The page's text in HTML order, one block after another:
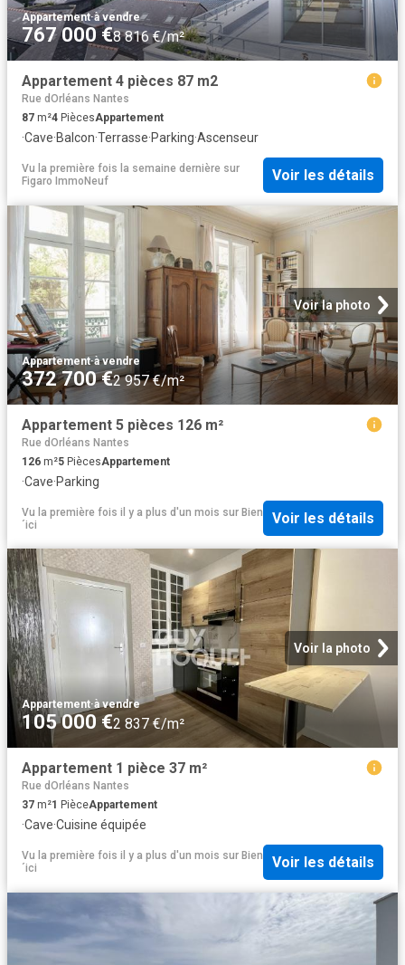
Appartement·à vendre
767 000 €8 816 €/m²
Appartement 4 pièces 87 m2
Rue dOrléans Nantes
87 m²4 PiècesAppartement
·Cave·Balcon·Terrasse·Parking·Ascenseur
Vu la première fois la semaine dernière sur
Figaro ImmoNeuf
Voir les détails
Voir la photo
Appartement·à vendre
372 700 €2 957 €/m²
Appartement 5 pièces 126 m²
Rue dOrléans Nantes
126 m²5 PiècesAppartement
·Cave·Parking
Vu la première fois il y a plus d'un mois sur Bien
´ici
Voir les détails
Voir la photo
Appartement·à vendre
105 000 €2 837 €/m²
Appartement 1 pièce 37 m²
Rue dOrléans Nantes
37 m²1 PièceAppartement
·Cave·Cuisine équipée
Vu la première fois il y a plus d'un mois sur Bien
´ici
Voir les détails